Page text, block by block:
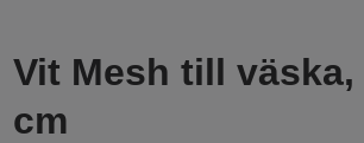
Vit Mesh till väska,
cm